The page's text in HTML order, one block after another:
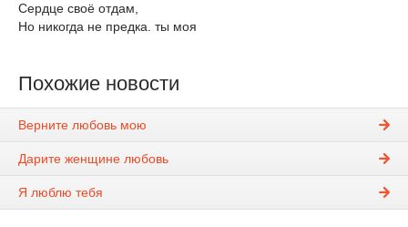
Сердце своё отдам,
Но никогда не предка. ты моя
Похожие новости
Верните любовь мою
Дарите женщине любовь
Я люблю тебя